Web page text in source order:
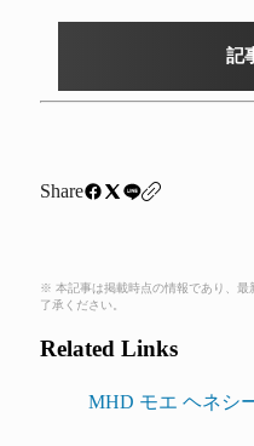
記
Share
※ 本記事は掲載時点の情報であり、最
了承ください。
Related Links
MHD モエ ヘネシ